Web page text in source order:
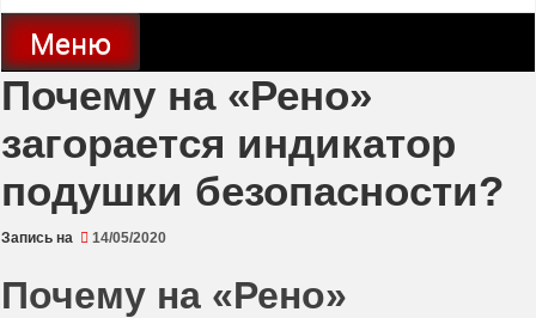
Меню
Почему на «Рено»
загорается индикатор
подушки безопасности?
Запись на 14/05/2020
Почему на «Рено»